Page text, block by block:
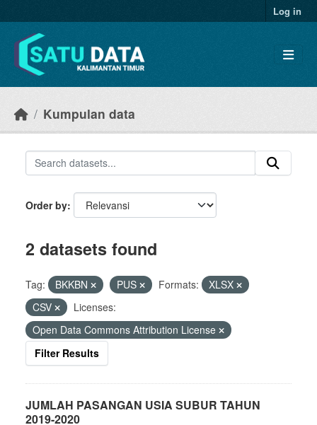
Log in
Kumpulan data
Order by
2 datasets found
Tag: BKKBN PUS Formats:
XLSX
CSV
Licenses:
Open Data Commons Attribution License
Filter Results
JUMLAH PASANGAN USIA SUBUR TAHUN
2019-2020